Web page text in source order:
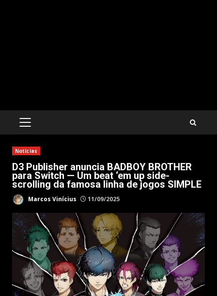
PRIMARY
Notícias
D3 Publisher anuncia BADBOY BROTHER
para Switch — Um beat ‘em up side-
scrolling da famosa linha de jogos SIMPLE
Marcos Vinícius 11/09/2025